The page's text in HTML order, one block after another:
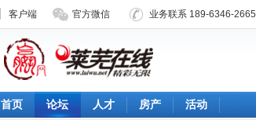
客户端 官方微信 业务联系 189-6346-2665
首页 论坛 人才 房产 活动